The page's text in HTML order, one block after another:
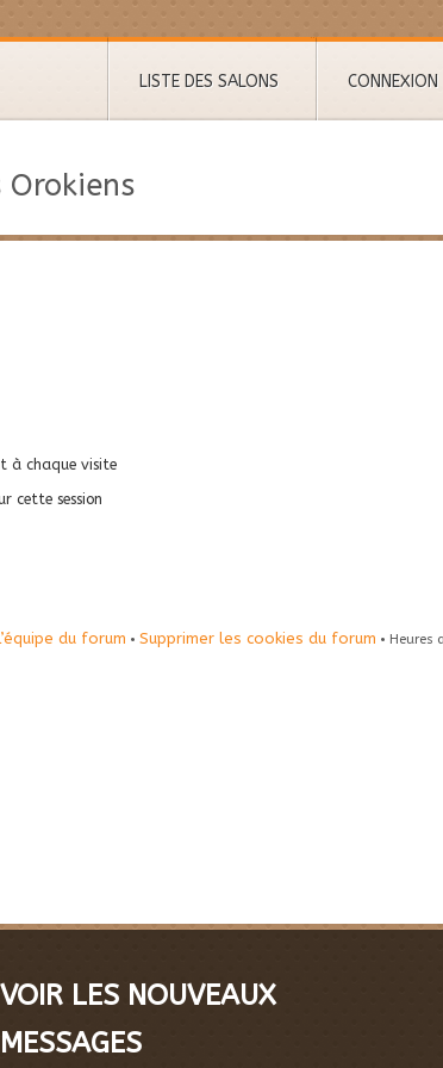
LISTE DES SALONS CONNEXION
Orokiens
à chaque visite
cette session
du forum • Supprimer les cookies du forum • Heures
VOIR LES NOUVEAUX
MESSAGES